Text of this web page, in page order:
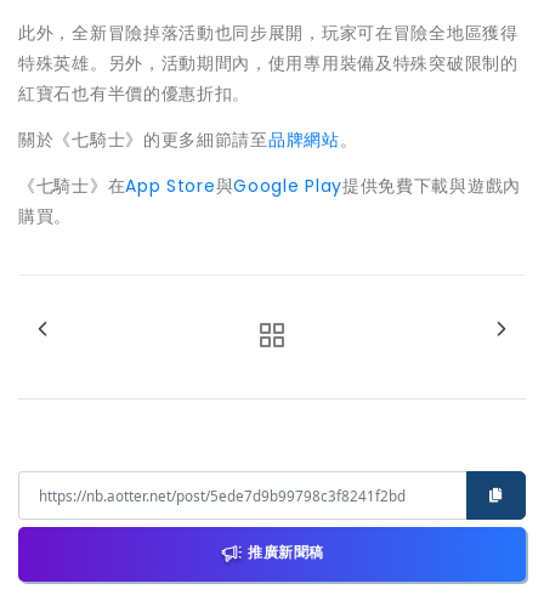
此外，全新冒險掉落活動也同步展開，玩家可在冒險全地區獲得
特殊英雄。另外，活動期間內，使用專用裝備及特殊突破限制的
紅寶石也有半價的優惠折扣。
關於《七騎士》的更多細節請至品牌網站。
《七騎士》在App Store與Google Play提供免費下載與遊戲內
購買。
推廣新聞稿